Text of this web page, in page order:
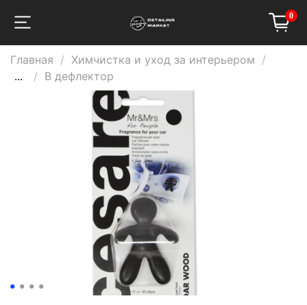
0
Главная
Химчистка и уход за интерьером
...
В дефлектор